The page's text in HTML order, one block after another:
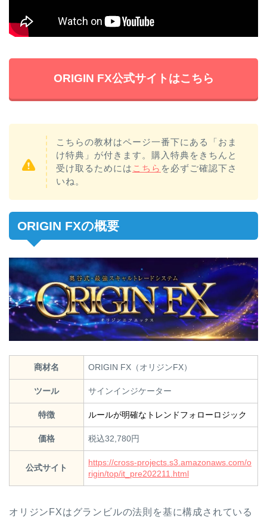
ORIGIN FX公式サイトはこちら
こちらの教材はページ一番下にある「おま
け特典」が付きます。購入特典をきちんと
受け取るためには こちら を必ずご確認下さ
いね。
ORIGIN FXの概要
商材名 ORIGIN FX（オリジンFX）
ツール サインインジケーター
特徴 ルールが明確なトレンドフォローロジック
価格 税込32,780円
公式サイト
https://cross-projects.s3.amazonaws.com/o
rigin/top/it_pre202211.html
オリジンFXはグランビルの法則を基に構成されている